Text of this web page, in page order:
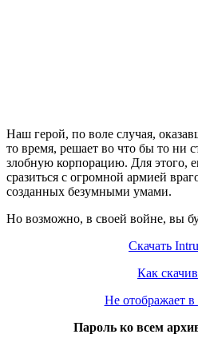
Наш герой, по воле случая,
то время, решает во что бы то ни
злобную корпорацию. Для этого,
сразиться с огромной армией
созданных безумными умами.
Но возможно, в своей войне, вы
Скачать
Как
Не отображает в
Пароль ко всем